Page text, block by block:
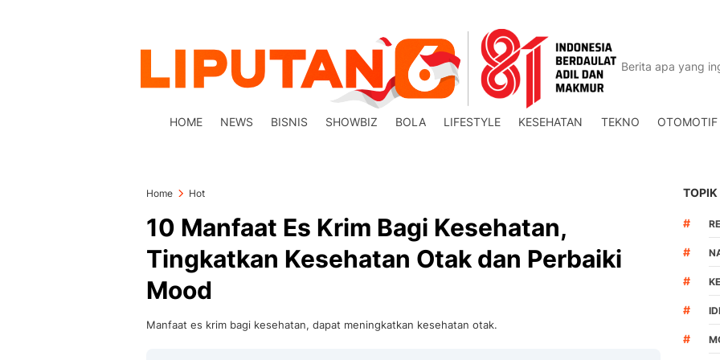
HOME NEWS BISNIS SHOWBIZ BOLA LIFESTYLE KESEHATAN TEKNO OTOMOTIF
Home Hot
10 Manfaat Es Krim Bagi Kesehatan,
Tingkatkan Kesehatan Otak dan Perbaiki
Mood
Manfaat es krim bagi kesehatan, dapat meningkatkan kesehatan otak.
TOPIK
#
#
#
#
#